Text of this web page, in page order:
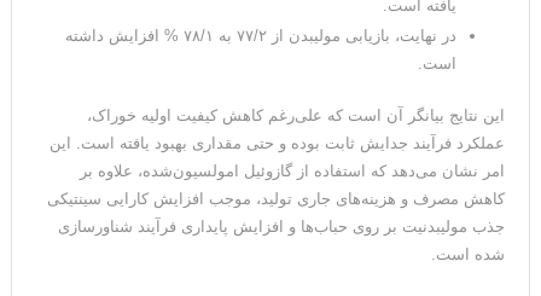
یافته است.
در نهایت، بازیابی مولیبدن از ۷۷/۲ به ۷۸/۱ % افزایش داشته
است.
این نتایج بیانگر آن است که علی‌رغم کاهش کیفیت اولیه خوراک،
عملکرد فرآیند جدایش ثابت بوده و حتی مقداری بهبود یافته است. این
امر نشان می‌دهد که استفاده از گازوئیل امولسیون‌شده، علاوه بر
کاهش مصرف و هزینه‌های جاری تولید، موجب افزایش کارایی سینتیکی
جذب مولیبدنیت بر روی حباب‌ها و افزایش پایداری فرآیند شناورسازی
شده است.